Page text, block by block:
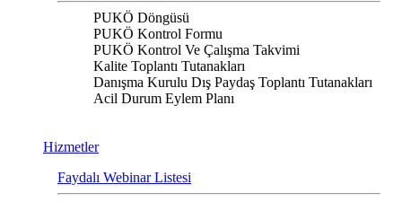
PUKÖ Döngüsü
PUKÖ Kontrol Formu
PUKÖ Kontrol Ve Çalışma Takvimi
Kalite Toplantı Tutanakları
Danışma Kurulu Dış Paydaş Toplantı Tutanakları
Acil Durum Eylem Planı
Hizmetler
Faydalı Webinar Listesi